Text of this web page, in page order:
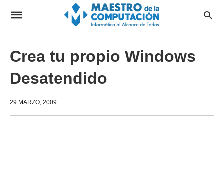
Crea tu propio Windows
Desatendido
29 MARZO, 2009